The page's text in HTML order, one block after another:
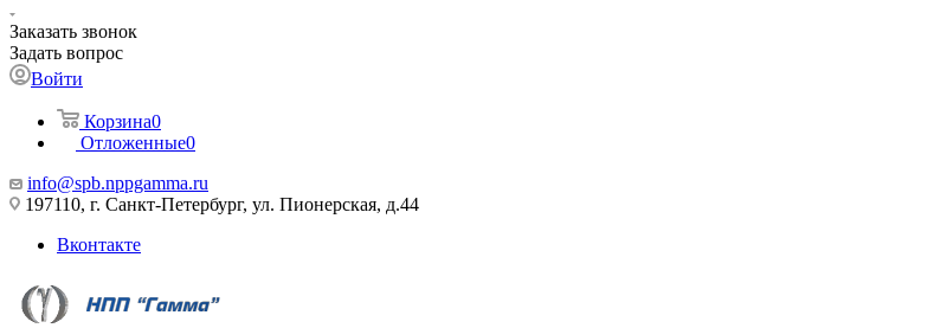
Заказать звонок
Задать вопрос
Войти
Корзина0
Отложенные0
info@spb.nppgamma.ru
197110, г. Санкт-Петербург, ул. Пионерская, д.44
Вконтакте